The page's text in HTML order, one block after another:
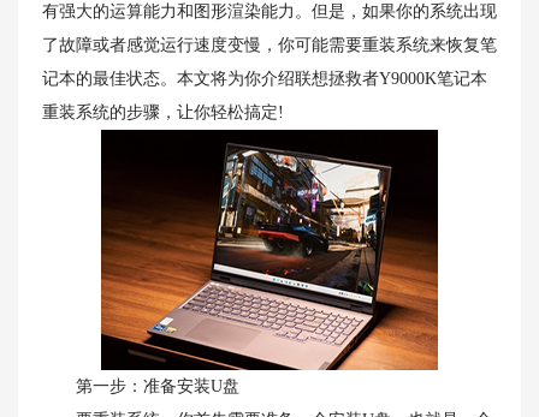
有强大的运算能力和图形渲染能力。但是，如果你的系统出现
了故障或者感觉运行速度变慢，你可能需要重装系统来恢复笔
记本的最佳状态。本文将为你介绍联想拯救者Y9000K笔记本
重装系统的步骤，让你轻松搞定!
第一步：准备安装U盘